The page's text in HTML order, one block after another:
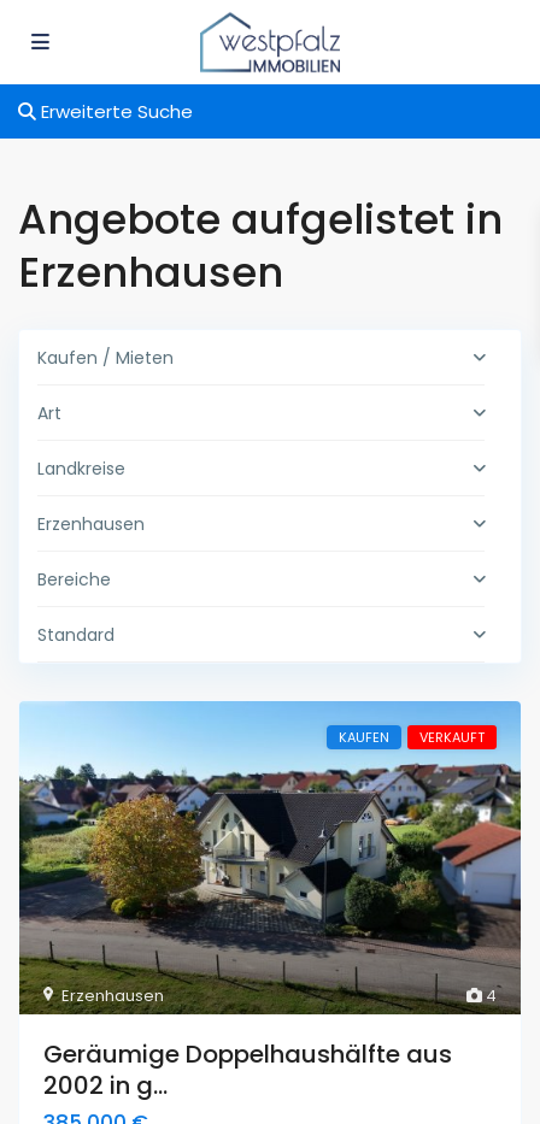
Erweiterte Suche
Angebote aufgelistet in
Erzenhausen
Kaufen / Mieten
Art
Landkreise
Erzenhausen
Bereiche
Standard
4
Erzenhausen
KAUFEN VERKAUFT
Geräumige Doppelhaushälfte aus
2002 in g...